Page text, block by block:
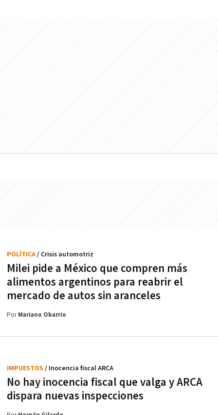
Milei pide a México que compren más
alimentos argentinos para reabrir el
mercado de autos sin aranceles
POLÍTICA/ Crisis automotriz
PorMariano Obarrio
No hay inocencia fiscal que valga y ARCA
dispara nuevas inspecciones
IMPUESTOS / Inocencia fiscal ARCA